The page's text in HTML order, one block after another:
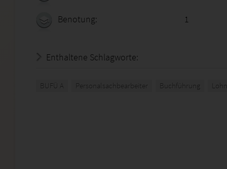
Benotung: 1
Enthaltene Schlagworte:
BUFÜ A Personalsachbearbeiter Buchführung Lohn